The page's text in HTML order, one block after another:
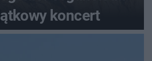
koncert